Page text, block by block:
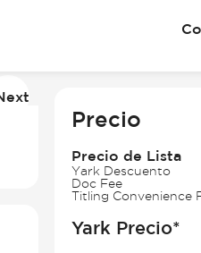
ImagePrecio
Precio de Lista
Yark Descuento
Doc Fee
Titling Convenience
Yark Precio*